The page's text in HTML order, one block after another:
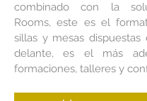
combinado con la
Rooms, este es el
sillas y mesas dispuestas
delante, es el más
formaciones, talleres y